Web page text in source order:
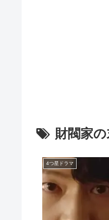
財閥家
4つ星ドラマ